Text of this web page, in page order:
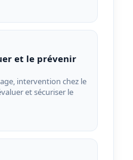
et le prévenir
intervention chez le
et sécuriser le